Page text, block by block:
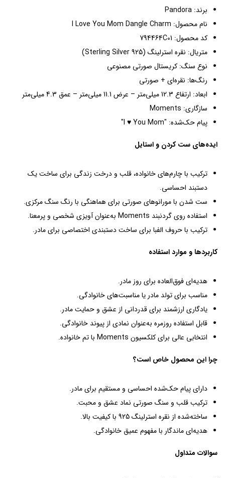
برند: Pandora
نام محصول: I Love You Mom Dangle Charm
کد محصول: 794464C01
متریال: نقره استرلینگ (Sterling Silver 925)
نوع سنگ: کریستال صورتی مصنوعی
رنگ‌ها: نقره‌ای + صورتی
ابعاد: ارتفاع 12.3 میلی‌متر – عرض 11.1 میلی‌متر – عمق 4.3 میلی‌متر
سازگاری: Moments
پیام حک‌شده: "I ♥ You Mom"
ایده‌های ست کردن و استایل
ترکیب با چارم‌های خانواده، قلب و درخت زندگی برای ساخت یک
دستبند احساسی.
ست شدن با مورانوهای صورتی برای هماهنگی با رنگ سنگ مرکزی.
استفاده روی گردنبند Moments به‌عنوان آویزی شخصی و پرمعنا.
ترکیب با حروف الفبا برای ساخت دستبندی اختصاصی برای مادر.
کاربردها و موارد استفاده
هدیه‌ای فوق‌العاده برای روز مادر.
مناسب برای تولد مادر یا مناسبت‌های خانوادگی.
یادگاری ارزشمند برای قدردانی از عشق و حمایت مادر.
قابل استفاده روزمره به‌عنوان نمادی از پیوند خانوادگی.
انتخابی عالی برای کلکسیون Moments با تم خانواده.
چرا این محصول خاص است؟
دارای پیام حک‌شده احساسی و مستقیم برای مادر.
ترکیب قلب و سنگ صورتی نماد عشق و محبت.
ساخته‌شده از نقره استرلینگ 925 با کیفیت بالا.
هدیه‌ای ماندگار با مفهوم عمیق خانوادگی.
سوالات متداول